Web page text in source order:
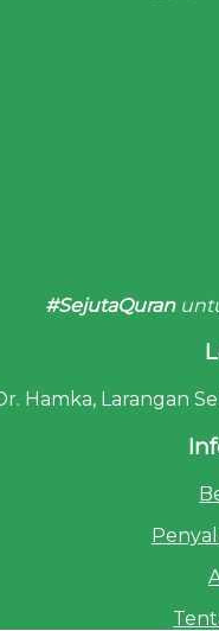
#SejutaQuran
Hamka, Larangan